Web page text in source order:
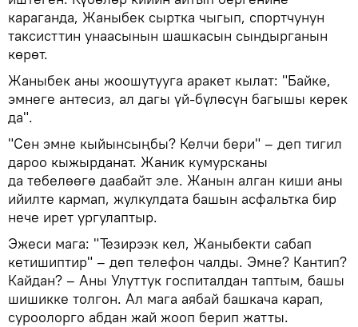
караганда, Жаныбек сыртка чыгып, спортчунун
таксисттин унаасынын шашкасын сындырганын
көрөт.
Жаныбек аны жоошутууга аракет кылат: "Байке,
эмнеге антесиз, ал дагы үй-бүлөсүн багышы керек
да".
"Сен эмне кыйынсыңбы? Келчи бери" – деп тигил
дароо кыжырданат. Жаник кумурсканы
да тебелөөгө даабайт эле. Жанын алган киши аны
ийилте кармап, жулкулдата башын асфальтка бир
нече ирет ургулаптыр.
Эжеси мага: "Тезирээк кел, Жаныбекти сабап
кетишиптир" – деп телефон чалды. Эмне? Кантип?
Кайдан? – Аны Улуттук госпиталдан таптым, башы
шишикке толгон. Ал мага аябай башкача карап,
суроолорго абдан жай жооп берип жатты.